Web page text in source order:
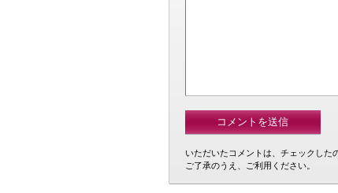
いただいたコメントは、チェックした
ご了承のうえ、ご利用ください。